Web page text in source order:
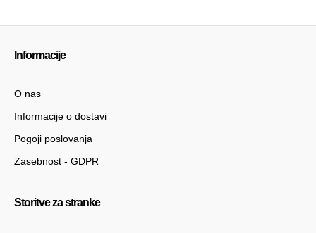
Informacije
O nas
Informacije o dostavi
Pogoji poslovanja
Zasebnost - GDPR
Storitve za stranke